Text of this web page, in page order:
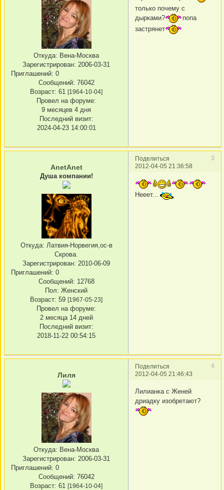
Откуда: Вена-Москва
Зарегистрирован: 2006-03-31
Приглашений: 0
Сообщений: 76042
Возраст: 61 [1964-10-04]
Провел на форуме:
9 месяцев 4 дня
Последний визит:
2024-04-23 14:00:01
только почему с
дырками?
попа
застрянет
Поделиться
3
2012-04-05 21:36:58
AnetAnet
Душа компании!
Откуда: Латвия-Норвегия,ос-в
Скрова.
Зарегистрирован: 2010-06-09
Приглашений: 0
Сообщений: 12768
Пол: Женский
Возраст: 59 [1967-05-23]
Провел на форуме:
2 месяца 14 дней
Последний визит:
2018-11-22 00:54:15
Нееет...
Поделиться
4
2012-04-05 21:46:43
Лиля
Откуда: Вена-Москва
Зарегистрирован: 2006-03-31
Приглашений: 0
Сообщений: 76042
Возраст: 61 [1964-10-04]
Лилианка с Женей
дриадку изобретают?